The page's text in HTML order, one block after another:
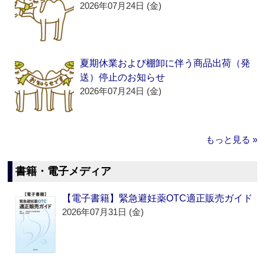
2026年07月24日 (金)
夏期休業および棚卸に伴う商品出荷（発
送）停止のお知らせ
2026年07月24日 (金)
もっと見る »
書籍・電子メディア
【電子書籍】緊急避妊薬OTC適正販売ガイド
2026年07月31日 (金)